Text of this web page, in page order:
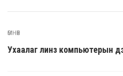
ӨМНӨХ
Ухаалаг линз компьютерын